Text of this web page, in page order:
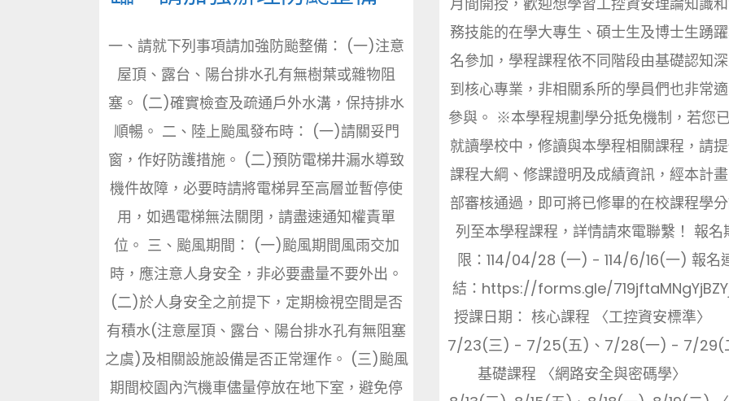
務技能的在學大專生、碩士生及博士生踴
名參加，學程課程依不同階段由基礎認知
到核心專業，非相關系所的學員們也非常
參與。 ※本學程規劃學分抵免機制，若您
就讀學校中，修讀與本學程相關課程，請
課程大綱、修課證明及成績資訊，經本計
部審核通過，即可將已修畢的在校課程學
列至本學程課程，詳情請來電聯繫！ 報名
限：114/04/28 (一) - 114/6/16(一) 報名
結：https://forms.gle/
授課日期： 核心課程 〈工控資安標準〉
7/23(三) - 7/25(五)、7/28(一) - 7/29(
基礎課程 〈網路安全與密碼學〉
一、請就下列事項請加強防颱整備： (一)注意
屋頂、露台、陽台排水孔有無樹葉或雜物阻
塞。 (二)確實檢查及疏通戶外水溝，保持排水
順暢。 二、陸上颱風發布時： (一)請關妥門
窗，作好防護措施。 (二)預防電梯井漏水導致
機件故障，必要時請將電梯昇至高層並暫停使
用，如遇電梯無法關閉，請盡速通知權責單
位。 三、颱風期間： (一)颱風期間風雨交加
時，應注意人身安全，非必要盡量不要外出。
(二)於人身安全之前提下，定期檢視空間是否
有積水(注意屋頂、露台、陽台排水孔有無阻塞
之虞)及相關設施設備是否正常運作。 (三)颱風
期間校園內汽機車儘量停放在地下室，避免停